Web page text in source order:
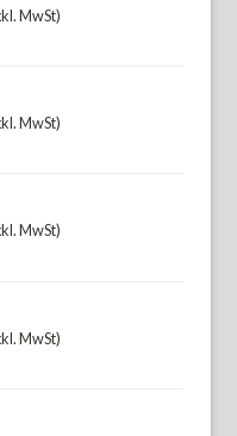
MwSt)
MwSt)
MwSt)
MwSt)